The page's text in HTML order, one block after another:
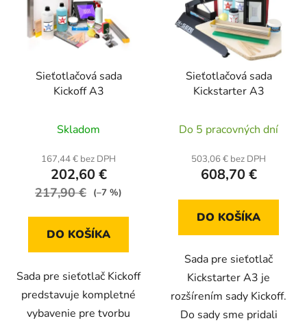
Sieťotlačová sada
Kickoff A3
hodnotenie
produktu
je
4,0
5
Skladom
167,44 € bez DPH
202,60 €
217,90 € (–7 %)
DO KOŠÍKA
Sada pre sieťotlač Kickoff
predstavuje kompletné
vybavenie pre tvorbu
Sieťotlačová sada
Kickstarter A3
Do 5 pracovných dní
503,06 € bez DPH
608,70 €
DO KOŠÍKA
Sada pre sieťotlač
Kickstarter A3 je
rozšírením sady Kickoff.
Do sady sme pridali